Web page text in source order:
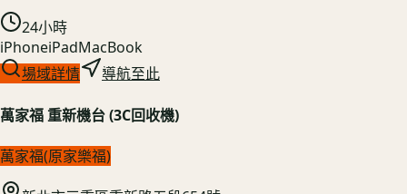
24小時
iPhoneiPadMacBook
場域詳情
導航至此
萬家福 重新機台 (3C回收機)
萬家福(原家樂福)